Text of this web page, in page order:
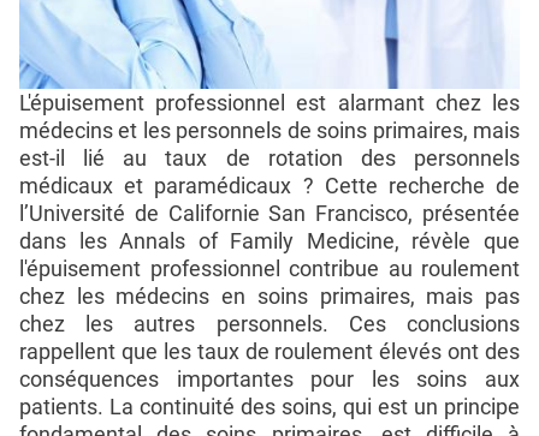
L'épuisement professionnel est alarmant chez les
médecins et les personnels de soins primaires, mais
est-il lié au taux de rotation des personnels
médicaux et paramédicaux ? Cette recherche de
l’Université de Californie San Francisco, présentée
dans les Annals of Family Medicine, révèle que
l'épuisement professionnel contribue au roulement
chez les médecins en soins primaires, mais pas
chez les autres personnels. Ces conclusions
rappellent que les taux de roulement élevés ont des
conséquences importantes pour les soins aux
patients. La continuité des soins, qui est un principe